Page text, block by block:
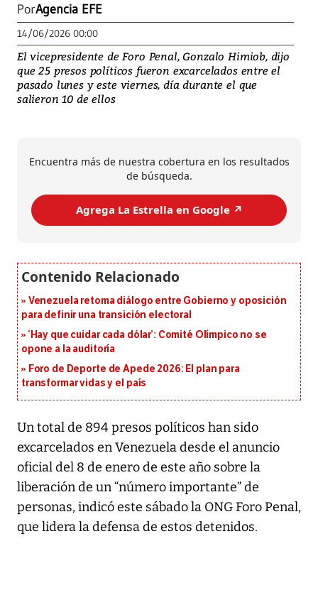
PorAgencia EFE
14/06/2026 00:00
El vicepresidente de Foro Penal, Gonzalo Himiob, dijo
que 25 presos políticos fueron excarcelados entre el
pasado lunes y este viernes, día durante el que
salieron 10 de ellos
Encuentra más de nuestra cobertura en los resultados
de búsqueda.
Agrega La Estrella en Google ↗️
Venezuela retoma diálogo entre Gobierno y oposición
para definir una transición electoral
‘Hay que cuidar cada dólar’: Comité Olímpico no se
opone a la auditoría
Foro de Deporte de Apede 2026: El plan para
transformar vidas y el país
Un total de 894 presos políticos han sido
excarcelados en Venezuela desde el anuncio
oficial del 8 de enero de este año sobre la
liberación de un “número importante” de
personas, indicó este sábado la ONG Foro Penal,
que lidera la defensa de estos detenidos.